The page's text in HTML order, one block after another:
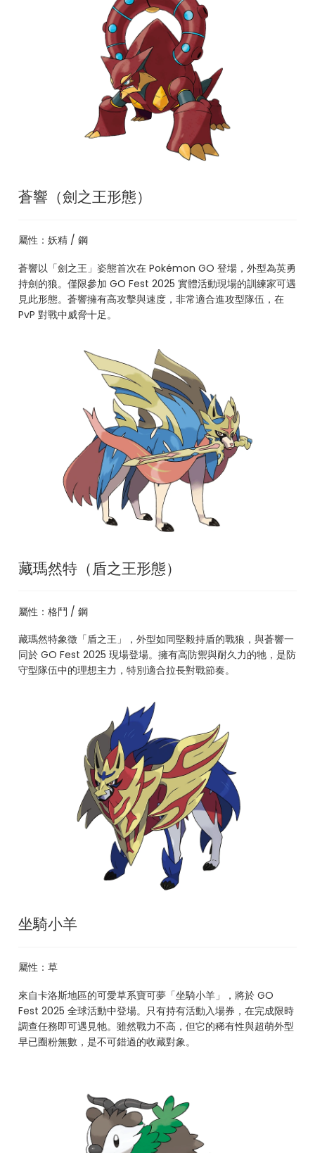
蒼響（劍之王形態）
屬性：妖精 / 鋼
蒼響以「劍之王」姿態首次在 Pokémon GO 登場，外型為英勇
持劍的狼。僅限參加 GO Fest 2025 實體活動現場的訓練家可遇
見此形態。蒼響擁有高攻擊與速度，非常適合進攻型隊伍，在
PvP 對戰中威脅十足。
藏瑪然特（盾之王形態）
屬性：格鬥 / 鋼
藏瑪然特象徵「盾之王」，外型如同堅毅持盾的戰狼，與蒼響一
同於 GO Fest 2025 現場登場。擁有高防禦與耐久力的牠，是防
守型隊伍中的理想主力，特別適合拉長對戰節奏。
坐騎小羊
屬性：草
來自卡洛斯地區的可愛草系寶可夢「坐騎小羊」，將於 GO
Fest 2025 全球活動中登場。只有持有活動入場券，在完成限時
調查任務即可遇見牠。雖然戰力不高，但它的稀有性與超萌外型
早已圈粉無數，是不可錯過的收藏對象。